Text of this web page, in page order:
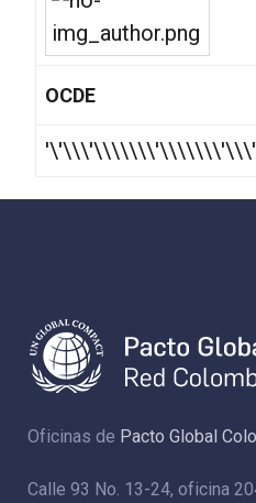
OCDE
Oficinas de Pacto Global
Calle 93 No. 13-24, oficina